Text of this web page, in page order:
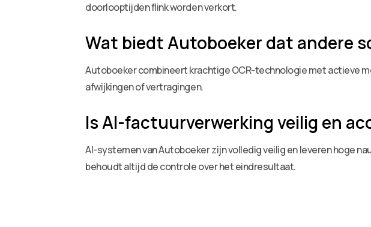
doorlooptijden flink worden verkort.
Wat biedt Autoboeker dat andere
Autoboeker combineert krachtige OCR-technologie met actieve
afwijkingen of vertragingen.
Is AI-factuurverwerking veilig en
AI-systemen van Autoboeker zijn volledig veilig en leveren hoge
behoudt altijd de controle over het eindresultaat.